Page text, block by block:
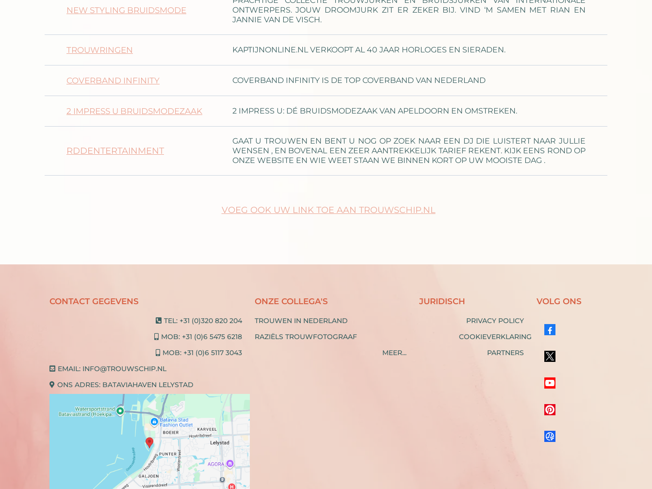
NEW STYLING BRUIDSMODE
ONTWERPERS. JOUW DROOMJURK ZIT ER ZEKER BIJ. VIND ‘M SAMEN MET RIAN EN
JANNIE VAN DE VISCH.
TROUWRINGEN KAPTIJNONLINE.NL VERKOOPT AL 40 JAAR HORLOGES EN SIERADEN.
COVERBAND INFINITY COVERBAND INFINITY IS DE TOP COVERBAND VAN NEDERLAND
2 IMPRESS U BRUIDSMODEZAAK 2 IMPRESS U: DÉ BRUIDSMODEZAAK VAN APELDOORN EN OMSTREKEN.
RDDENTERTAINMENT
GAAT U TROUWEN EN BENT U NOG OP ZOEK NAAR EEN DJ DIE LUISTERT NAAR JULLIE
WENSEN , EN BOVENAL EEN ZEER AANTREKKELIJK TARIEF REKENT. KIJK EENS ROND OP
ONZE WEBSITE EN WIE WEET STAAN WE BINNEN KORT OP UW MOOISTE DAG .
VOEG OOK UW LINK TOE AAN TROUWSCHIP.NL
CONTACT GEGEVENS
TEL: +31 (0)320 820 204
MOB: +31 (0)6 5475 6218
MOB: +31 (0)6 5117 3043
EMAIL: INFO@TROUWSCHIP.NL
ONS ADRES: BATAVIAHAVEN LELYSTAD
ONZE COLLEGA'S
TROUWEN IN NEDERLAND
RAZIËLS TROUWFOTOGRAAF
MEER...
JURIDISCH
PRIVACY POLICY
COOKIEVERKLARING
PARTNERS
VOLG ONS